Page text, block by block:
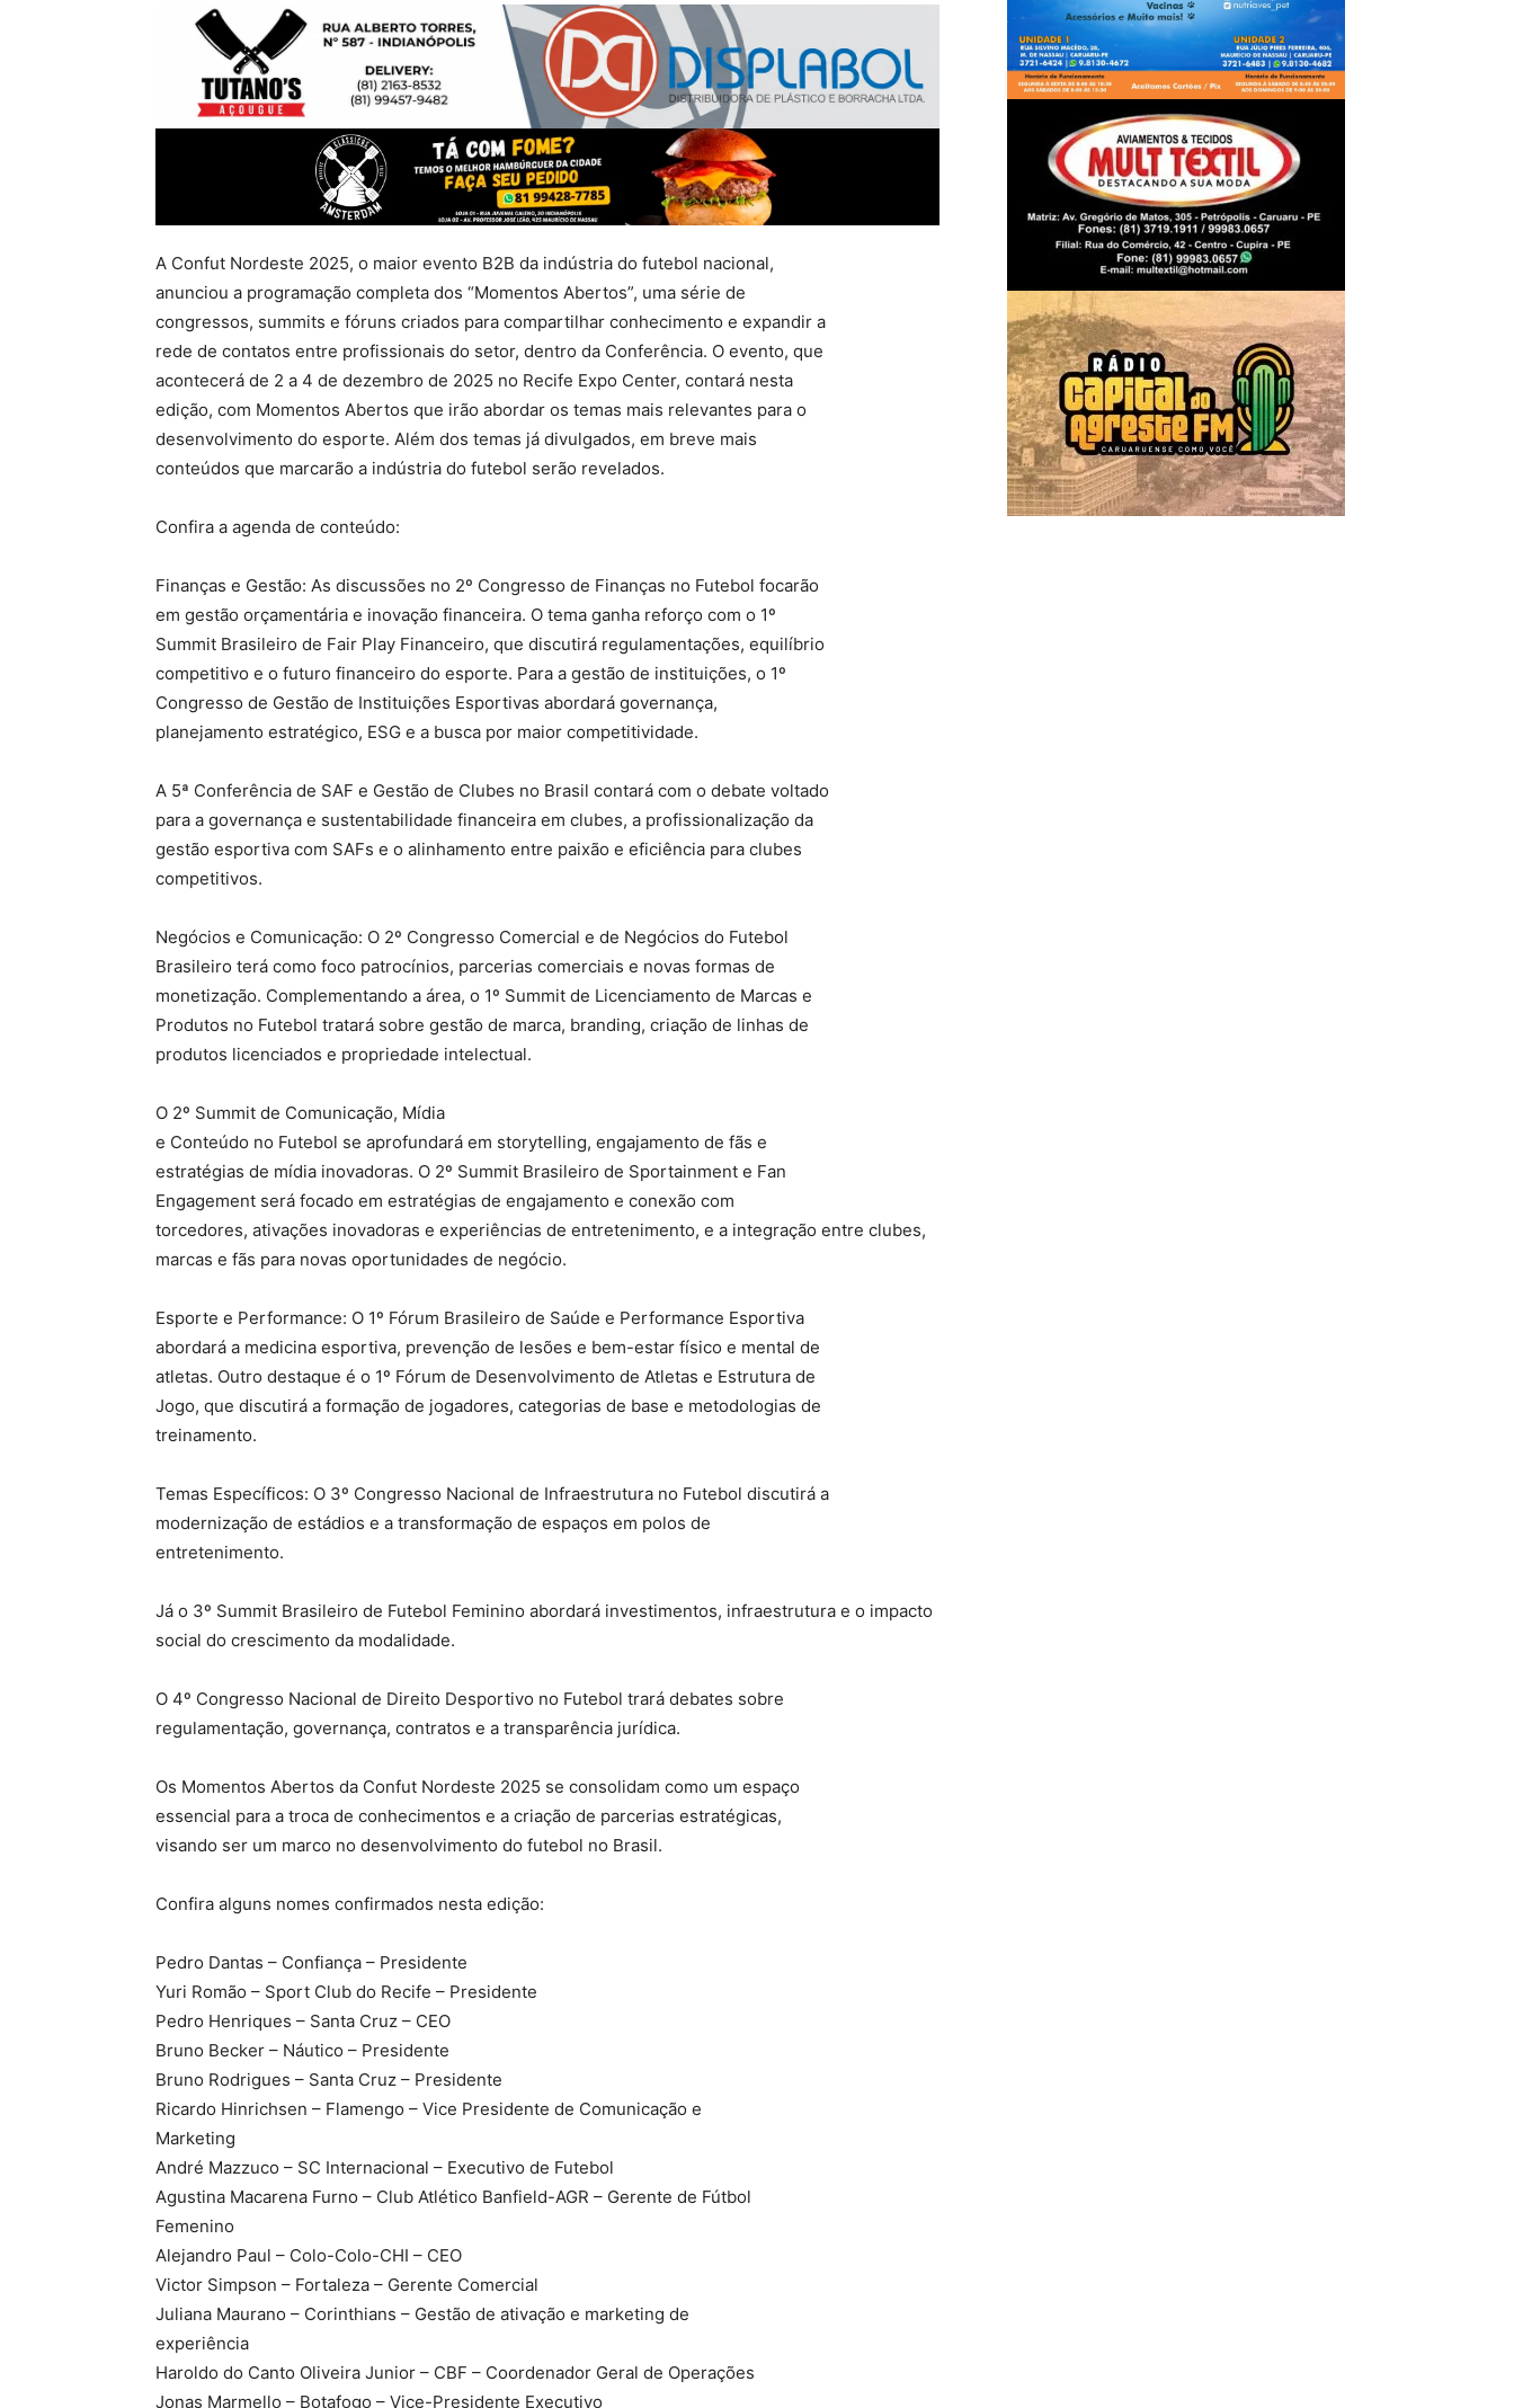
A Confut Nordeste 2025, o maior evento B2B da indústria do futebol nacional,
anunciou a programação completa dos “Momentos Abertos”, uma série de
congressos, summits e fóruns criados para compartilhar conhecimento e expandir a
rede de contatos entre profissionais do setor, dentro da Conferência. O evento, que
acontecerá de 2 a 4 de dezembro de 2025 no Recife Expo Center, contará nesta
edição, com Momentos Abertos que irão abordar os temas mais relevantes para o
desenvolvimento do esporte. Além dos temas já divulgados, em breve mais
conteúdos que marcarão a indústria do futebol serão revelados.
Confira a agenda de conteúdo:
Finanças e Gestão: As discussões no 2º Congresso de Finanças no Futebol focarão
em gestão orçamentária e inovação financeira. O tema ganha reforço com o 1º
Summit Brasileiro de Fair Play Financeiro, que discutirá regulamentações, equilíbrio
competitivo e o futuro financeiro do esporte. Para a gestão de instituições, o 1º
Congresso de Gestão de Instituições Esportivas abordará governança,
planejamento estratégico, ESG e a busca por maior competitividade.
A 5ª Conferência de SAF e Gestão de Clubes no Brasil contará com o debate voltado
para a governança e sustentabilidade financeira em clubes, a profissionalização da
gestão esportiva com SAFs e o alinhamento entre paixão e eficiência para clubes
competitivos.
Negócios e Comunicação: O 2º Congresso Comercial e de Negócios do Futebol
Brasileiro terá como foco patrocínios, parcerias comerciais e novas formas de
monetização. Complementando a área, o 1º Summit de Licenciamento de Marcas e
Produtos no Futebol tratará sobre gestão de marca, branding, criação de linhas de
produtos licenciados e propriedade intelectual.
O 2º Summit de Comunicação, Mídia
e Conteúdo no Futebol se aprofundará em storytelling, engajamento de fãs e
estratégias de mídia inovadoras. O 2º Summit Brasileiro de Sportainment e Fan
Engagement será focado em estratégias de engajamento e conexão com
torcedores, ativações inovadoras e experiências de entretenimento, e a integração entre clubes,
marcas e fãs para novas oportunidades de negócio.
Esporte e Performance: O 1º Fórum Brasileiro de Saúde e Performance Esportiva
abordará a medicina esportiva, prevenção de lesões e bem-estar físico e mental de
atletas. Outro destaque é o 1º Fórum de Desenvolvimento de Atletas e Estrutura de
Jogo, que discutirá a formação de jogadores, categorias de base e metodologias de
treinamento.
Temas Específicos: O 3º Congresso Nacional de Infraestrutura no Futebol discutirá a
modernização de estádios e a transformação de espaços em polos de
entretenimento.
Já o 3º Summit Brasileiro de Futebol Feminino abordará investimentos, infraestrutura e o impacto
social do crescimento da modalidade.
O 4º Congresso Nacional de Direito Desportivo no Futebol trará debates sobre
regulamentação, governança, contratos e a transparência jurídica.
Os Momentos Abertos da Confut Nordeste 2025 se consolidam como um espaço
essencial para a troca de conhecimentos e a criação de parcerias estratégicas,
visando ser um marco no desenvolvimento do futebol no Brasil.
Confira alguns nomes confirmados nesta edição:
Pedro Dantas – Confiança – Presidente
Yuri Romão – Sport Club do Recife – Presidente
Pedro Henriques – Santa Cruz – CEO
Bruno Becker – Náutico – Presidente
Bruno Rodrigues – Santa Cruz – Presidente
Ricardo Hinrichsen – Flamengo – Vice Presidente de Comunicação e
Marketing
André Mazzuco – SC Internacional – Executivo de Futebol
Agustina Macarena Furno – Club Atlético Banfield-AGR – Gerente de Fútbol
Femenino
Alejandro Paul – Colo-Colo-CHI – CEO
Victor Simpson – Fortaleza – Gerente Comercial
Juliana Maurano – Corinthians – Gestão de ativação e marketing de
experiência
Haroldo do Canto Oliveira Junior – CBF – Coordenador Geral de Operações
Jonas Marmello – Botafogo – Vice-Presidente Executivo